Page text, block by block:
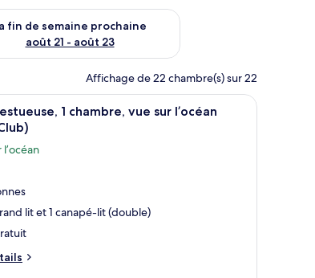
août 14 - août 16
fin de semaine prochaine
août 21 - août 23
la disponibilité pour la fin de semaine prochaine août
Affichage de 22 chambre(s) sur 22
décoratif.
canapé, d’une table basse et d’un petit bureau avec une
:
Une chambre d’hôtel moderne dotée d’un
1 chambre, vue sur l’océan
lit et 1 canapé-lit (double)